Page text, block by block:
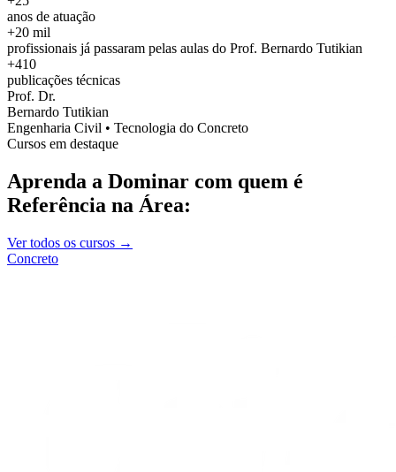
anos de atuação
+20 mil
profissionais já passaram pelas aulas do Prof. Bernardo Tutikian
+410
publicações técnicas
Prof. Dr.
Bernardo Tutikian
Engenharia Civil • Tecnologia do Concreto
Cursos em destaque
Aprenda a Dominar com quem é
Referência na Área:
Ver todos os cursos →
Concreto